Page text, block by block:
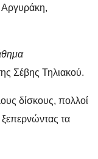
Αργυράκη,
Σέβης Τηλιακού.
δίσκους, πολλοί
ξεπερνώντας τα